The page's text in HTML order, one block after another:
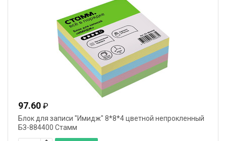
97.60 ₽
Блок для записи "Имидж" 8*8*4 цветной непрокленный
БЗ-884400 Стамм